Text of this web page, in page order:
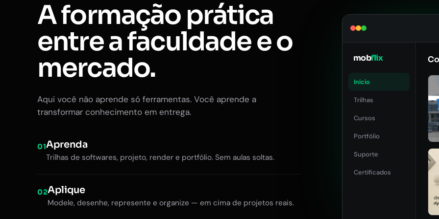
A formação prática
entre a faculdade e o
mercado.
Aqui você não aprende só ferramentas. Você aprende a
transformar conhecimento em entrega.
01Aprenda
Trilhas de softwares, projeto, render e portfólio. Sem aulas soltas.
02Aplique
Modele, desenhe, represente e organize — em cima de projetos reais.
mobflix
Início
Trilhas
Cursos
Portfólio
Suporte
Certificados